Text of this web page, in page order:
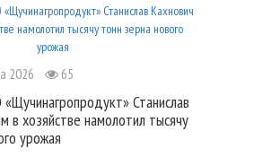
2026 65
Станислав
в хозяйстве намолотил тысячу
урожая